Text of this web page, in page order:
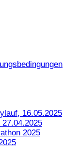
16.05.2025
2025